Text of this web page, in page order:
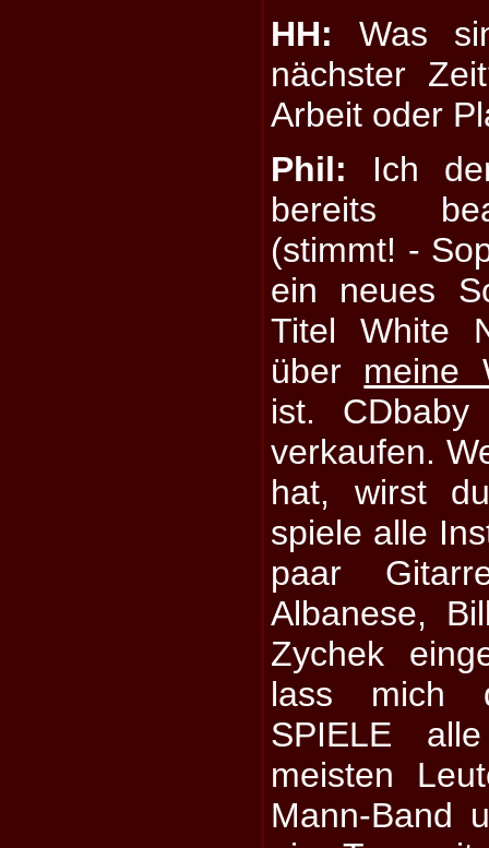
HH: Was
nächster
Arbeit oder
Phil: Ich
bereits
(stimmt! -
ein neues
Titel White
über meine
ist.
verkaufen.
hat, wirst
spiele alle
paar
Albanese,
Zychek
lass mich
SPIELE
meisten
Mann-Band